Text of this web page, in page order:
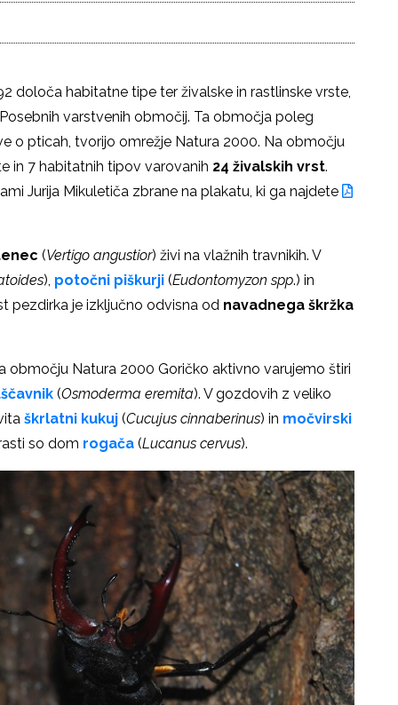
določa habitatne tipe ter živalske in rastlinske vrste,
varstvenih območij. Ta območja poleg
o pticah, tvorijo omrežje Natura 2000. Na območju
in 7 habitatnih tipov varovanih 24 živalskih vrst.
Jurija Mikuletiča zbrane na plakatu, ki ga najdete
(Vertigo angustior) živi na vlažnih travnikih. V
), potočni piškurji (Eudontomyzon spp.) in
pezdirka je izključno odvisna od navadnega škržka
območju Natura 2000 Goričko aktivno varujemo štiri
(Osmoderma eremita). V gozdovih z veliko
škrlatni kukuj (Cucujus cinnaberinus) in močvirski
so dom rogača (Lucanus cervus).